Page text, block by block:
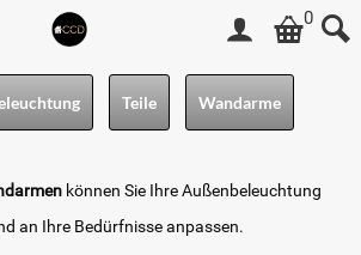
0
Teile Wandarme
können Sie Ihre Außenbeleuchtung
an Ihre Bedürfnisse anpassen.